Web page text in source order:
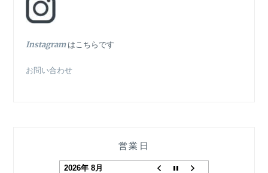
Instagramはこちらです
お問い合わせ
営業日
2026年 8月